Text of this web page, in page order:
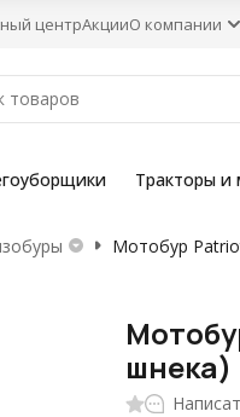
центрАкцииО компании
Тракторы и
Мотобур
шнека)